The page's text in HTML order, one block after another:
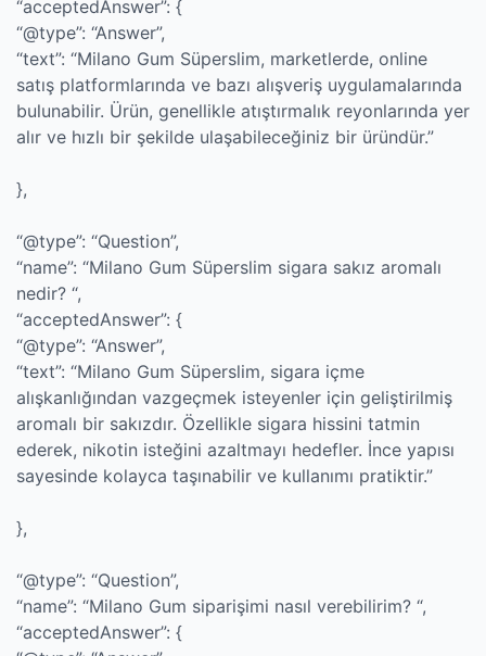
“acceptedAnswer”: {
“@type”: “Answer”,
“text”: “Milano Gum Süperslim, marketlerde, online
satış platformlarında ve bazı alışveriş uygulamalarında
bulunabilir. Ürün, genellikle atıştırmalık reyonlarında yer
alır ve hızlı bir şekilde ulaşabileceğiniz bir üründür.”
},
“@type”: “Question”,
“name”: “Milano Gum Süperslim sigara sakız aromalı
nedir? “,
“acceptedAnswer”: {
“@type”: “Answer”,
“text”: “Milano Gum Süperslim, sigara içme
alışkanlığından vazgeçmek isteyenler için geliştirilmiş
aromalı bir sakızdır. Özellikle sigara hissini tatmin
ederek, nikotin isteğini azaltmayı hedefler. İnce yapısı
sayesinde kolayca taşınabilir ve kullanımı pratiktir.”
},
“@type”: “Question”,
“name”: “Milano Gum siparişimi nasıl verebilirim? “,
“acceptedAnswer”: {